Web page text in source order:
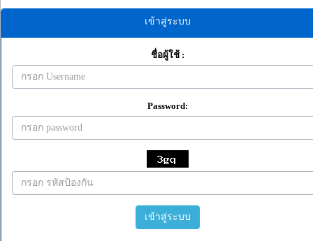
เข้าสู่ระบบ
ชื่อผู้ใช้ :
Password:
เข้าสู่ระบบ